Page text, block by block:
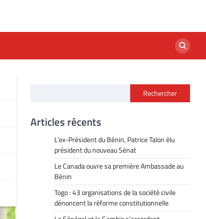
Rechercher
Articles récents
L’ex-Président du Bénin, Patrice Talon élu
président du nouveau Sénat
Le Canada ouvre sa première Ambassade au
Bénin
Togo : 43 organisations de la société civile
dénoncent la réforme constitutionnelle